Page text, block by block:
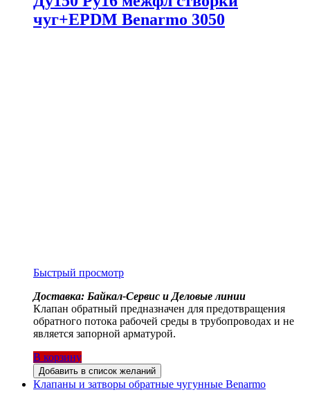
чуг+EPDM Benarmo 3050
Быстрый просмотр
Доставка: Байкал-Сервис и Деловые линии
Клапан обратный предназначен для предотвращения
обратного потока рабочей среды в трубопроводах и не
является запорной арматурой.
В корзину
Добавить в список желаний
Клапаны и затворы обратные чугунные Benarmo